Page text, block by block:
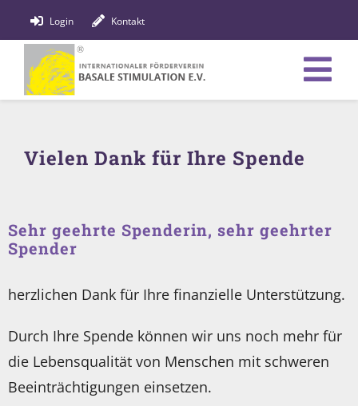
Inhalt
springen
Login Kontakt
Bildung
News
Vielen Dank für Ihre Spende
Sehr geehrte Spenderin, sehr geehrter
Spender
herzlichen Dank für Ihre finanzielle Unterstützung.
Durch Ihre Spende können wir uns noch mehr für
die Lebensqualität von Menschen mit schweren
Beeinträchtigungen einsetzen.